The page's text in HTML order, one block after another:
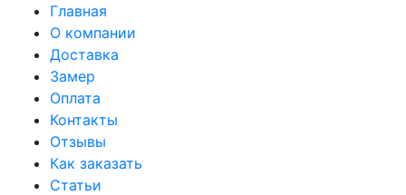
Главная
О компании
Доставка
Замер
Оплата
Контакты
Отзывы
Как заказать
Статьи